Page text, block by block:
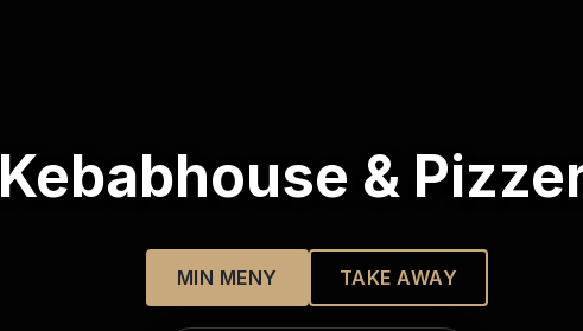
Kebabhouse &
MIN MENY TAKE AWAY